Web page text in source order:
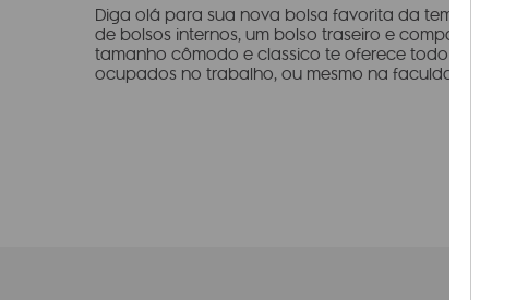
Diga olá para sua nova bolsa favorita da temporada:
de bolsos internos, um bolso traseiro e
tamanho cômodo e classico te oferece todo o espaço
ocupados no trabalho, ou mesmo na faculdade